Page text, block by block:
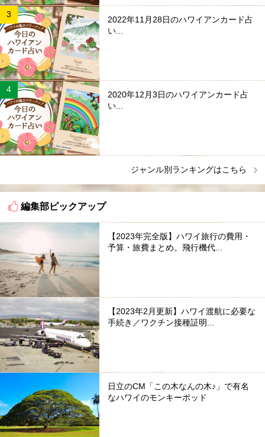
2022年11月28日のハワイアンカード占
い...
2020年12月3日のハワイアンカード占
い...
ジャンル別ランキングはこちら
編集部ピックアップ
【2023年完全版】ハワイ旅行の費用・
予算・旅費まとめ。飛行機代...
【2023年2月更新】ハワイ渡航に必要な
手続き／ワクチン接種証明...
日立のCM「この木なんの木♪」で有名
なハワイのモンキーポッド